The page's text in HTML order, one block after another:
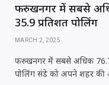
फरुखनगर में सबसे
35.9 प्रतिशत पोलिंग
MARCH 2, 2025
फरुखनगर में सबसे अधिक
पोलिंग संडे को अपने शहर की